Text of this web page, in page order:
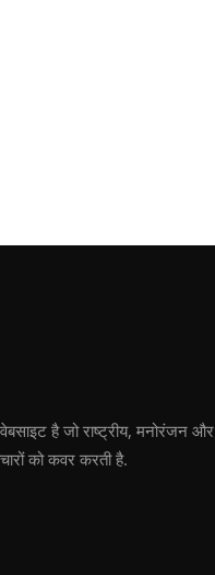
वेबसाइट है जो राष्ट्रीय, मनोरंजन और
को कवर करती है.